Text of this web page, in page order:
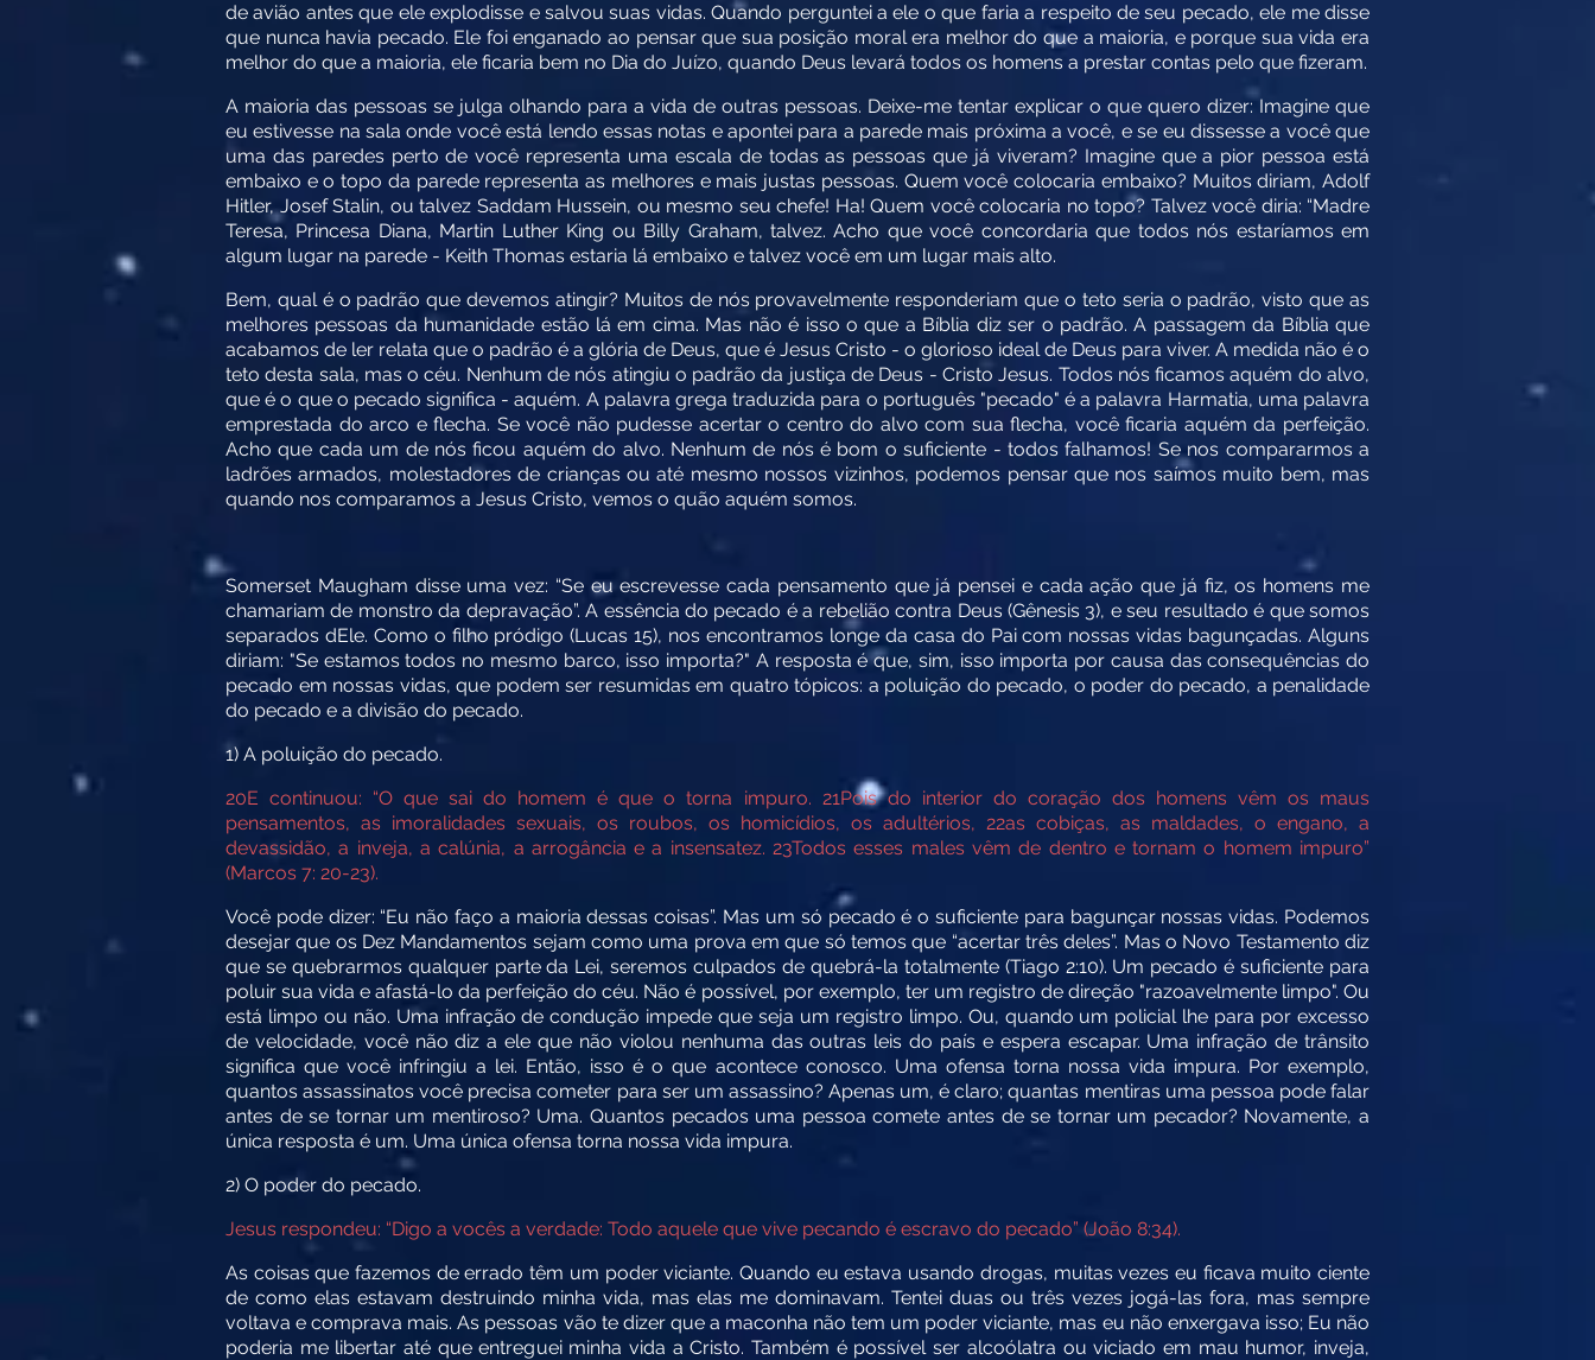
de avião antes que ele explodisse e salvou suas vidas. Quando perguntei a ele o que faria a respeito de seu pecado, ele me disse
que nunca havia pecado. Ele foi enganado ao pensar que sua posição moral era melhor do que a maioria, e porque sua vida era
melhor do que a maioria, ele ficaria bem no Dia do Juízo, quando Deus levará todos os homens a prestar contas pelo que fizeram.
A maioria das pessoas se julga olhando para a vida de outras pessoas. Deixe-me tentar explicar o que quero dizer: Imagine que
eu estivesse na sala onde você está lendo essas notas e apontei para a parede mais próxima a você, e se eu dissesse a você que
uma das paredes perto de você representa uma escala de todas as pessoas que já viveram? Imagine que a pior pessoa está
embaixo e o topo da parede representa as melhores e mais justas pessoas. Quem você colocaria embaixo? Muitos diriam, Adolf
Hitler, Josef Stalin, ou talvez Saddam Hussein, ou mesmo seu chefe! Ha! Quem você colocaria no topo? Talvez você diria: “Madre
Teresa, Princesa Diana, Martin Luther King ou Billy Graham, talvez. Acho que você concordaria que todos nós estaríamos em
algum lugar na parede - Keith Thomas estaria lá embaixo e talvez você em um lugar mais alto.
Bem, qual é o padrão que devemos atingir? Muitos de nós provavelmente responderiam que o teto seria o padrão, visto que as
melhores pessoas da humanidade estão lá em cima. Mas não é isso o que a Bíblia diz ser o padrão. A passagem da Bíblia que
acabamos de ler relata que o padrão é a glória de Deus, que é Jesus Cristo - o glorioso ideal de Deus para viver. A medida não é o
teto desta sala, mas o céu. Nenhum de nós atingiu o padrão da justiça de Deus - Cristo Jesus. Todos nós ficamos aquém do alvo,
que é o que o pecado significa - aquém. A palavra grega traduzida para o português "pecado" é a palavra Harmatia, uma palavra
emprestada do arco e flecha. Se você não pudesse acertar o centro do alvo com sua flecha, você ficaria aquém da perfeição.
Acho que cada um de nós ficou aquém do alvo. Nenhum de nós é bom o suficiente - todos falhamos! Se nos compararmos a
ladrões armados, molestadores de crianças ou até mesmo nossos vizinhos, podemos pensar que nos saímos muito bem, mas
quando nos comparamos a Jesus Cristo, vemos o quão aquém somos.
Somerset Maugham disse uma vez: “Se eu escrevesse cada pensamento que já pensei e cada ação que já fiz, os homens me
chamariam de monstro da depravação”. A essência do pecado é a rebelião contra Deus (Gênesis 3), e seu resultado é que somos
separados dEle. Como o filho pródigo (Lucas 15), nos encontramos longe da casa do Pai com nossas vidas bagunçadas. Alguns
diriam: "Se estamos todos no mesmo barco, isso importa?" A resposta é que, sim, isso importa por causa das consequências do
pecado em nossas vidas, que podem ser resumidas em quatro tópicos: a poluição do pecado, o poder do pecado, a penalidade
do pecado e a divisão do pecado.
1) A poluição do pecado.
20E continuou: “O que sai do homem é que o torna impuro. 21Pois do interior do coração dos homens vêm os maus
pensamentos, as imoralidades sexuais, os roubos, os homicídios, os adultérios, 22as cobiças, as maldades, o engano, a
devassidão, a inveja, a calúnia, a arrogância e a insensatez. 23Todos esses males vêm de dentro e tornam o homem impuro”
(Marcos 7: 20-23).
Você pode dizer: “Eu não faço a maioria dessas coisas”. Mas um só pecado é o suficiente para bagunçar nossas vidas. Podemos
desejar que os Dez Mandamentos sejam como uma prova em que só temos que “acertar três deles”. Mas o Novo Testamento diz
que se quebrarmos qualquer parte da Lei, seremos culpados de quebrá-la totalmente (Tiago 2:10). Um pecado é suficiente para
poluir sua vida e afastá-lo da perfeição do céu. Não é possível, por exemplo, ter um registro de direção "razoavelmente limpo". Ou
está limpo ou não. Uma infração de condução impede que seja um registro limpo. Ou, quando um policial lhe para por excesso
de velocidade, você não diz a ele que não violou nenhuma das outras leis do país e espera escapar. Uma infração de trânsito
significa que você infringiu a lei. Então, isso é o que acontece conosco. Uma ofensa torna nossa vida impura. Por exemplo,
quantos assassinatos você precisa cometer para ser um assassino? Apenas um, é claro; quantas mentiras uma pessoa pode falar
antes de se tornar um mentiroso? Uma. Quantos pecados uma pessoa comete antes de se tornar um pecador? Novamente, a
única resposta é um. Uma única ofensa torna nossa vida impura.
2) O poder do pecado.
Jesus respondeu: “Digo a vocês a verdade: Todo aquele que vive pecando é escravo do pecado” (João 8:34).
As coisas que fazemos de errado têm um poder viciante. Quando eu estava usando drogas, muitas vezes eu ficava muito ciente
de como elas estavam destruindo minha vida, mas elas me dominavam. Tentei duas ou três vezes jogá-las fora, mas sempre
voltava e comprava mais. As pessoas vão te dizer que a maconha não tem um poder viciante, mas eu não enxergava isso; Eu não
poderia me libertar até que entreguei minha vida a Cristo. Também é possível ser alcoólatra ou viciado em mau humor, inveja,